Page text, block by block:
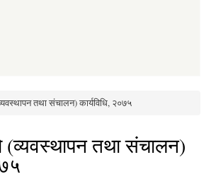
तथा संचालन) कार्यविधि, २०७५
(व्यवस्थापन तथा संचालन)